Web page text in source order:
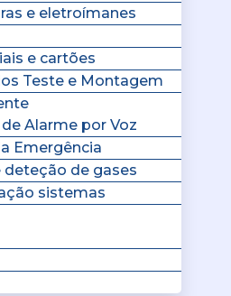
e eletroímanes
e cartões
Teste e Montagem
Alarme por Voz
Emergência
deteção de gases
sistemas